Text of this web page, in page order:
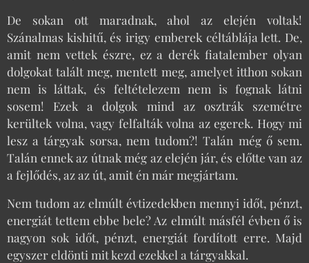
De sokan ott maradnak, ahol az elején voltak!
Szánalmas kishitű, és irigy emberek céltáblája lett. De,
amit nem vettek észre, ez a derék fiatalember olyan
dolgokat talált meg, mentett meg, amelyet itthon sokan
nem is láttak, és feltételezem nem is fognak látni
sosem! Ezek a dolgok mind az osztrák szemétre
kerültek volna, vagy felfalták volna az egerek. Hogy mi
lesz a tárgyak sorsa, nem tudom?! Talán még ő sem.
Talán ennek az útnak még az elején jár, és előtte van az
a fejlődés, az az út, amit én már megjártam.
Nem tudom az elmúlt évtizedekben mennyi időt, pénzt,
energiát tettem ebbe bele? Az elmúlt másfél évben ő is
nagyon sok időt, pénzt, energiát fordított erre. Majd
egyszer eldönti mit kezd ezekkel a tárgyakkal.